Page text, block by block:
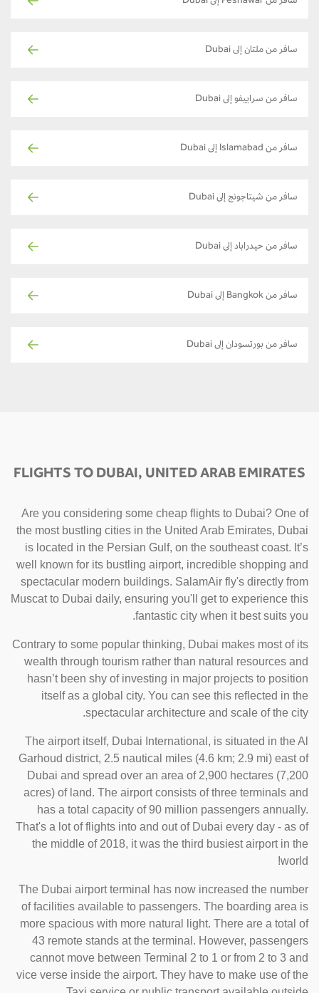
سافر من ملتان إلى Dubai
سافر من سراييفو إلى Dubai
سافر من Islamabad إلى Dubai
سافر من شيتاجونج إلى Dubai
سافر من حيدراباد إلى Dubai
سافر من Bangkok إلى Dubai
سافر من بورتسودان إلى Dubai
FLIGHTS TO DUBAI, UNITED ARAB EMIRATES
Are you considering some cheap flights to Dubai? One of
the most bustling cities in the United Arab Emirates, Dubai
is located in the Persian Gulf, on the southeast coast. It’s
well known for its bustling airport, incredible shopping and
spectacular modern buildings. SalamAir fly's directly from
Muscat to Dubai daily, ensuring you'll get to experience this
fantastic city when it best suits you.
Contrary to some popular thinking, Dubai makes most of its
wealth through tourism rather than natural resources and
hasn’t been shy of investing in major projects to position
itself as a global city. You can see this reflected in the
spectacular architecture and scale of the city.
The airport itself, Dubai International, is situated in the Al
Garhoud district, 2.5 nautical miles (4.6 km; 2.9 mi) east of
Dubai and spread over an area of 2,900 hectares (7,200
acres) of land. The airport consists of three terminals and
has a total capacity of 90 million passengers annually.
That's a lot of flights into and out of Dubai every day - as of
the middle of 2018, it was the third busiest airport in the
world!
The Dubai airport terminal has now increased the number
of facilities available to passengers. The boarding area is
more spacious with more natural light. There are a total of
43 remote stands at the terminal. However, passengers
cannot move between Terminal 2 to 1 or from 2 to 3 and
vice verse inside the airport. They have to make use of the